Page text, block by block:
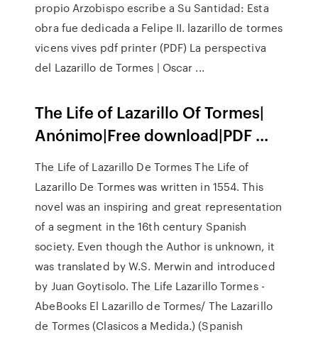
propio Arzobispo escribe a Su Santidad: Esta
obra fue dedicada a Felipe II. lazarillo de tormes
vicens vives pdf printer (PDF) La perspectiva
del Lazarillo de Tormes | Oscar ...
The Life of Lazarillo Of Tormes|
Anónimo|Free download|PDF ...
The Life of Lazarillo De Tormes The Life of
Lazarillo De Tormes was written in 1554. This
novel was an inspiring and great representation
of a segment in the 16th century Spanish
society. Even though the Author is unknown, it
was translated by W.S. Merwin and introduced
by Juan Goytisolo. The Life Lazarillo Tormes -
AbeBooks El Lazarillo de Tormes/ The Lazarillo
de Tormes (Clasicos a Medida.) (Spanish